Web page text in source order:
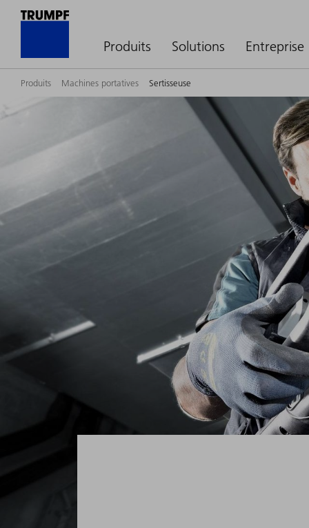
Produits Solutions Entreprise
Produits Machines portatives Sertisseuse